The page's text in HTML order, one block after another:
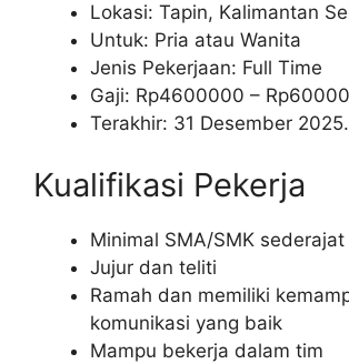
Lokasi: Tapin, Kalimantan
Untuk: Pria atau Wanita
Jenis Pekerjaan: Full Time
Gaji: Rp4600000 – Rp
Terakhir: 31 Desember 2025.
Kualifikasi Pekerja
Minimal SMA/SMK sederajat
Jujur dan teliti
Ramah dan memiliki
komunikasi yang baik
Mampu bekerja dalam tim